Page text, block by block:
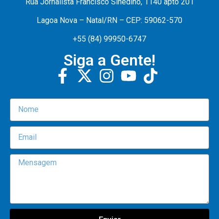
Lagoa Nova – Natal/RN – CEP: 59062-570
+55 (84) 99950-6747
Siga a Gente!